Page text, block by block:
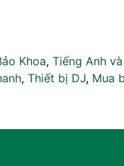
Khoa, Tiếng Anh
, Thiết bị DJ, Mua